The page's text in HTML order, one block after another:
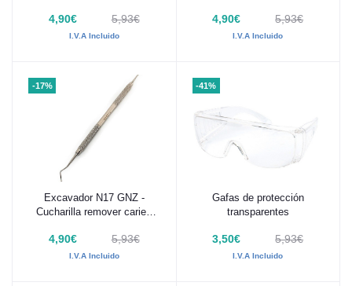
4,90€ 5,93€
I.V.A Incluido
4,90€ 5,93€
I.V.A Incluido
-17%
Añadir al carrito
Excavador N17 GNZ -
Cucharilla remover caries
4,90€ 5,93€
I.V.A Incluido
-41%
Añadir al carrito
Gafas de protección
transparentes
3,50€ 5,93€
I.V.A Incluido